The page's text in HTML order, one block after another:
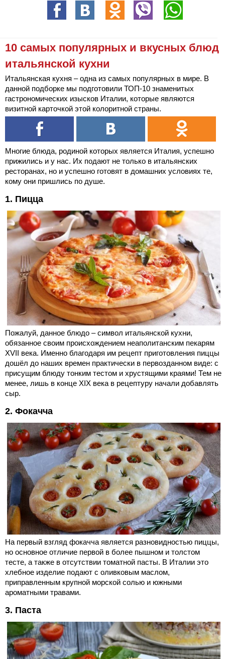
10 самых популярных и вкусных блюд
итальянской кухни
Итальянская кухня – одна из самых популярных в мире. В
данной подборке мы подготовили ТОП-10 знаменитых
гастрономических изысков Италии, которые являются
визитной карточкой этой колоритной страны.
Многие блюда, родиной которых является Италия, успешно
прижились и у нас. Их подают не только в итальянских
ресторанах, но и успешно готовят в домашних условиях те,
кому они пришлись по душе.
1. Пицца
Пожалуй, данное блюдо – символ итальянской кухни,
обязанное своим происхождением неаполитанским пекарям
XVII века. Именно благодаря им рецепт приготовления пиццы
дошёл до наших времен практически в первозданном виде: с
присущим блюду тонким тестом и хрустящими краями! Тем не
менее, лишь в конце XIX века в рецептуру начали добавлять
сыр.
2. Фокачча
На первый взгляд фокачча является разновидностью пиццы,
но основное отличие первой в более пышном и толстом
тесте, а также в отсутствии томатной пасты. В Италии это
хлебное изделие подают с оливковым маслом,
приправленным крупной морской солью и южными
ароматными травами.
3. Паста